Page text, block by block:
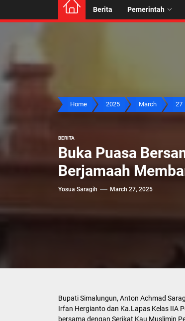
Berita Pemerintah
Home 2025 March 27
BERITA
Buka Puasa
Berjamaah
Yosua Saragih March 27, 2025
Bupati Simalungun, Anton Achmad
Irfan Hergianto dan Ka.Lapas Kelas IIA
bersama dengan Serikat Kau Muslimin